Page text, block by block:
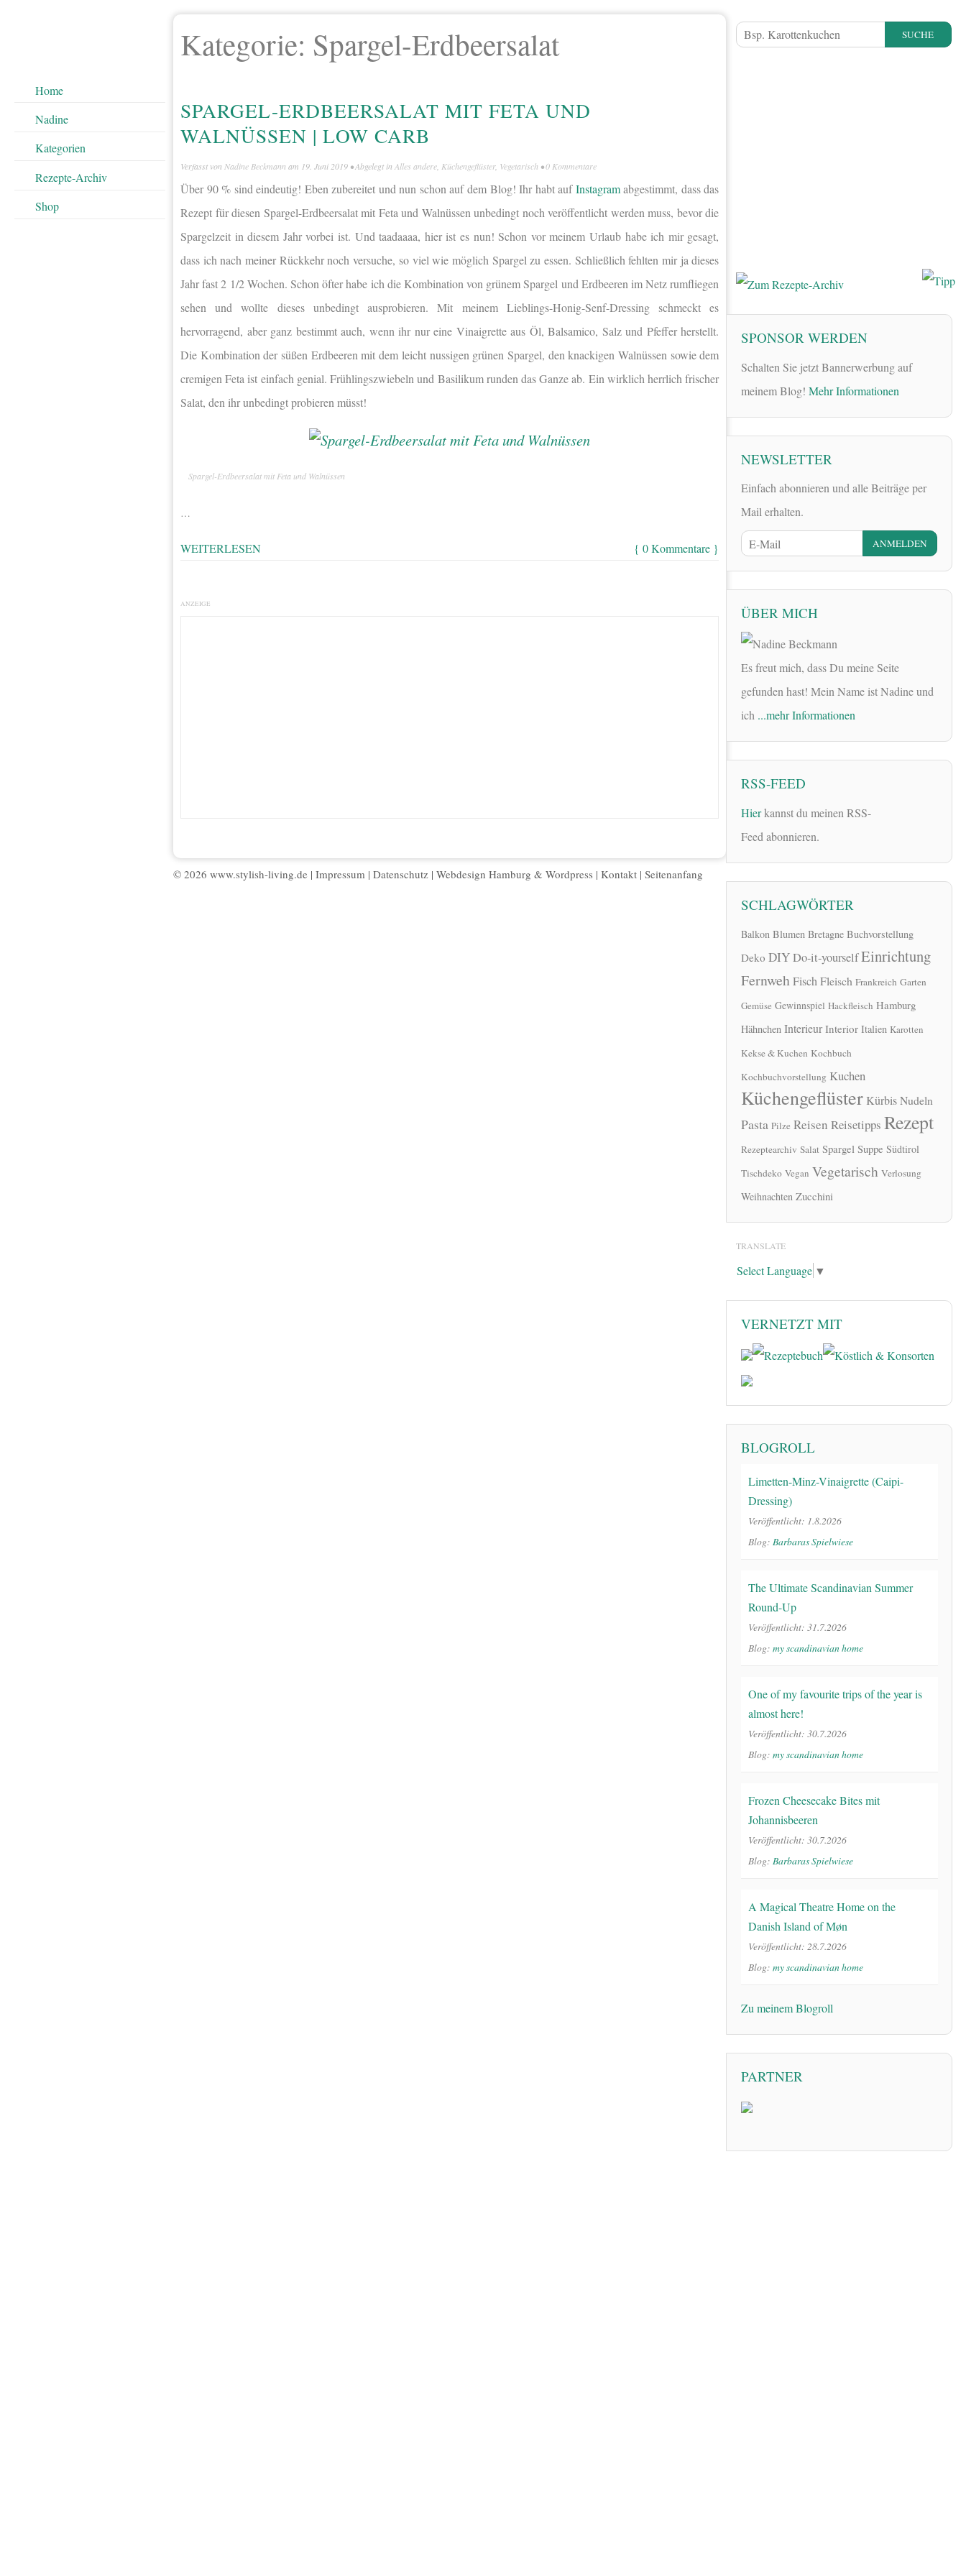
Home
Nadine
Kategorien
Rezepte-Archiv
Shop
Kategorie: Spargel-Erdbeersalat
SPARGEL-ERDBEERSALAT MIT FETA UND
WALNÜSSEN | LOW CARB
Verfasst von Nadine Beckmann am 19. Juni 2019 • Abgelegt in Alles andere, Küchengeflüster, Vegetarisch •0 Kommentare
Über 90 % sind eindeutig! Eben zubereitet und nun schon auf dem Blog! Ihr habt aufInstagramabgestimmt, dass das
Rezept für diesen Spargel-Erdbeersalat mit Feta und Walnüssen unbedingt noch veröffentlicht werden muss, bevor die
Spargelzeit in diesem Jahr vorbei ist. Und taadaaaa, hier ist es nun! Schon vor meinem Urlaub habe ich mir gesagt,
dass ich nach meiner Rückkehr noch versuche, so viel wie möglich Spargel zu essen. Schließlich fehlten mir ja dieses
Jahr fast 2 1/2 Wochen. Schon öfter habe ich die Kombination von grünem Spargel und Erdbeeren im Netz rumfliegen
sehen und wollte dieses unbedingt ausprobieren. Mit meinem Lieblings-Honig-Senf-Dressing schmeckt es
hervorragend, aber ganz bestimmt auch, wenn ihr nur eine Vinaigrette aus Öl, Balsamico, Salz und Pfeffer herstellt.
Die Kombination der süßen Erdbeeren mit dem leicht nussigen grünen Spargel, den knackigen Walnüssen sowie dem
cremigen Feta ist einfach genial. Frühlingszwiebeln und Basilikum runden das Ganze ab. Ein wirklich herrlich frischer
Salat, den ihr unbedingt probieren müsst!
Spargel-Erdbeersalat mit Feta und Walnüssen
…
WEITERLESEN { 0 Kommentare }
ANZEIGE
© 2026 www.stylish-living.de | Impressum | Datenschutz | Webdesign Hamburg & Wordpress | Kontakt | Seitenanfang
SUCHE
SPONSOR WERDEN
Schalten Sie jetzt Bannerwerbung auf
meinem Blog! Mehr Informationen
NEWSLETTER
Einfach abonnieren und alle Beiträge per
Mail erhalten.
ÜBER MICH
Es freut mich, dass Du meine Seite
gefunden hast! Mein Name ist Nadine und
ich ...mehr Informationen
RSS-FEED
Hierkannst du meinen RSS-
Feed abonnieren.
SCHLAGWÖRTER
Balkon Blumen Bretagne Buchvorstellung
Deko DIYDo-it-yourselfEinrichtung
FernwehFischFleisch Frankreich Garten
Gemüse Gewinnspiel Hackfleisch Hamburg
Hähnchen Interieur Interior Italien Karotten
Kekse & Kuchen Kochbuch
Kochbuchvorstellung Kuchen
Küchengeflüster KürbisNudeln
Pasta Pilze Reisen Reisetipps Rezept
Rezeptearchiv Salat Spargel Suppe Südtirol
Tischdeko Vegan Vegetarisch Verlosung
Weihnachten Zucchini
TRANSLATE
Select Language ▼
VERNETZT MIT
BLOGROLL
Limetten-Minz-Vinaigrette (Caipi-
Dressing)
Veröffentlicht: 1.8.2026
Blog: Barbaras Spielwiese
The Ultimate Scandinavian Summer
Round-Up
Veröffentlicht: 31.7.2026
Blog: my scandinavian home
One of my favourite trips of the year is
almost here!
Veröffentlicht: 30.7.2026
Blog: my scandinavian home
Frozen Cheesecake Bites mit
Johannisbeeren
Veröffentlicht: 30.7.2026
Blog: Barbaras Spielwiese
A Magical Theatre Home on the
Danish Island of Møn
Veröffentlicht: 28.7.2026
Blog: my scandinavian home
Zu meinem Blogroll
PARTNER